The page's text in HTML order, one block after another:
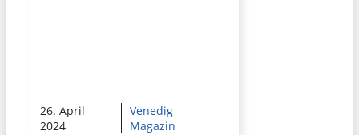
26. April
2024
Venedig
Magazin